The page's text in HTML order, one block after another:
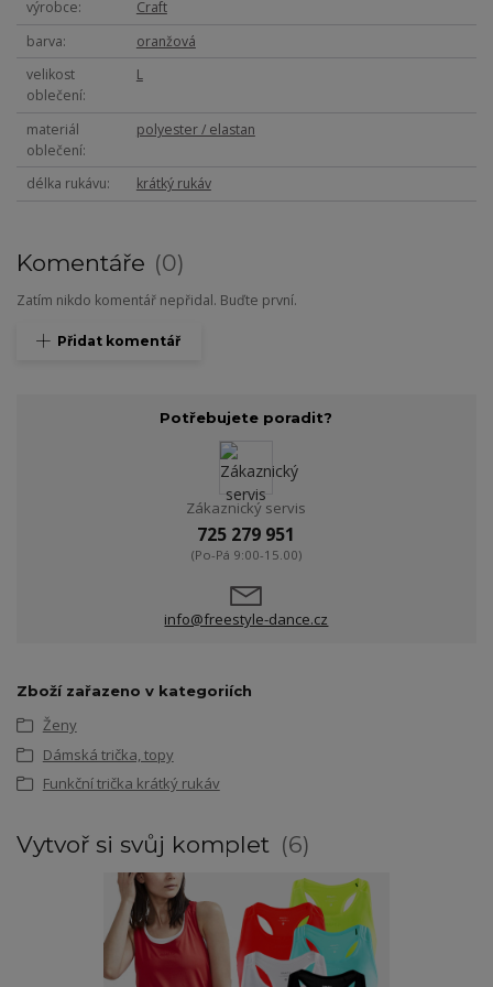
výrobce
Craft
barva
oranžová
velikost
oblečení
L
materiál
oblečení
polyester / elastan
délka rukávu krátký rukáv
Komentáře 0
Zatím nikdo komentář nepřidal. Buďte první.
Přidat komentář
Potřebujete poradit?
Zákaznický servis
725 279 951
(Po-Pá 9:00-15.00)
info@freestyle-dance.cz
Zboží zařazeno v kategoriích
Ženy
Dámská trička, topy
Funkční trička krátký rukáv
Vytvoř si svůj komplet 6